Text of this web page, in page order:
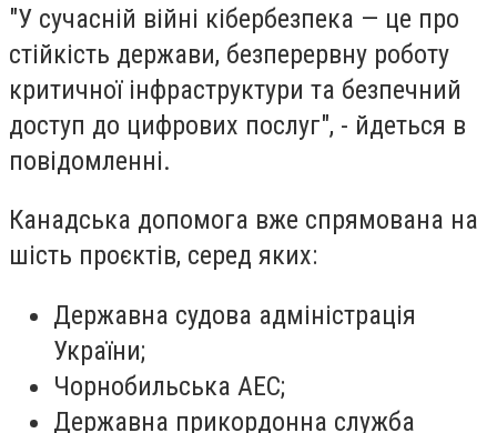
"У сучасній війні кібербезпека — це про
стійкість держави, безперервну роботу
критичної інфраструктури та безпечний
доступ до цифрових послуг", - йдеться в
повідомленні.
Канадська допомога вже спрямована на
шість проєктів, серед яких:
Державна судова адміністрація
України;
Чорнобильська АЕС;
Державна прикордонна служба